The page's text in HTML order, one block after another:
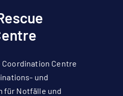
Coordination Centre
und
für Notfälle und